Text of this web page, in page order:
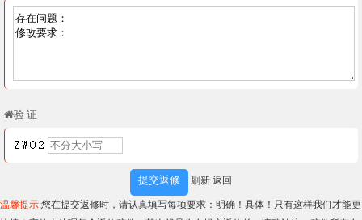
验 证
刷新 返回
温馨提示:您在提交返修时，请认真填写每项要求：明确！具体！只有这样我们才能更